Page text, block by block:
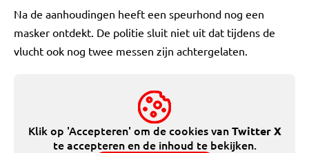
Na de aanhoudingen heeft een speurhond nog een
masker ontdekt. De politie sluit niet uit dat tijdens de
vlucht ook nog twee messen zijn achtergelaten.
Klik op 'Accepteren' om de cookies vanTwitter X
te accepteren en de inhoud te bekijken.